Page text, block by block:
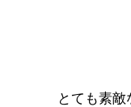
とても素